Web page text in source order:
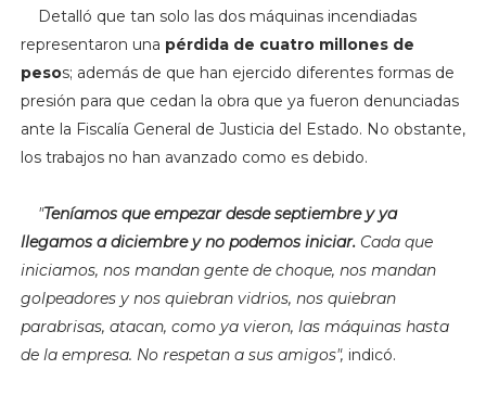
Detalló que tan solo las dos máquinas incendiadas
representaron una pérdida de cuatro millones de
pesos; además de que han ejercido diferentes formas de
presión para que cedan la obra que ya fueron denunciadas
ante la Fiscalía General de Justicia del Estado. No obstante,
los trabajos no han avanzado como es debido.
"Teníamos que empezar desde septiembre y ya
llegamos a diciembre y no podemos iniciar.Cada que
iniciamos, nos mandan gente de choque, nos mandan
golpeadores y nos quiebran vidrios, nos quiebran
parabrisas, atacan, como ya vieron, las máquinas hasta
de la empresa. No respetan a sus amigos", indicó.